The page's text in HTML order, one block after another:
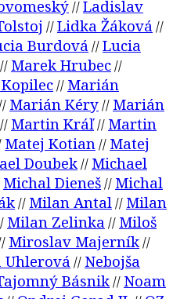
//Ladislav
//Lidka Žáková //
Burdová //Lucia
// Marek Hrubec//
// Marián
Marián Kéry// Marián
// Martin Kráľ// Martin
Matej Kotian// Matej
Doubek// Michael
Michal Dieneš// Michal
// Milan Antal// Milan
Milan Zelinka // Miloš
Miroslav Majerník//
Uhlerová // Nebojša
Básnik// Noam